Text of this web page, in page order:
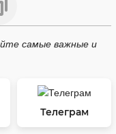
самые важные и
Телеграм